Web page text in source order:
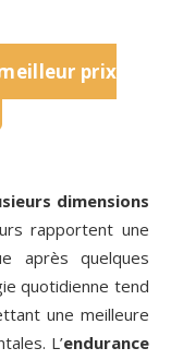
prix
dimensions
rapportent une
après quelques
quotidienne tend
une meilleure
L’endurance